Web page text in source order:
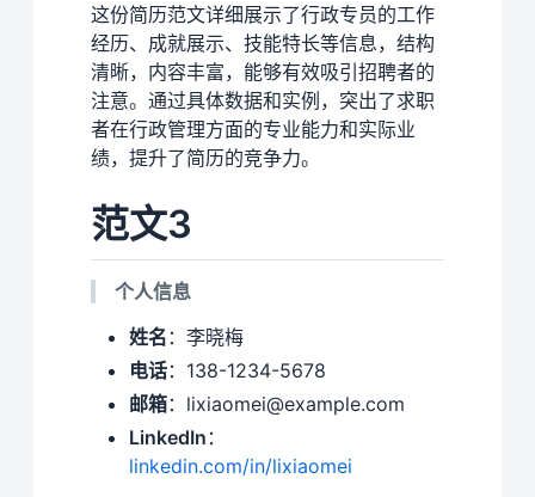
这份简历范文详细展示了行政专员的工作
经历、成就展示、技能特长等信息，结构
清晰，内容丰富，能够有效吸引招聘者的
注意。通过具体数据和实例，突出了求职
者在行政管理方面的专业能力和实际业
绩，提升了简历的竞争力。
范文3
个人信息
姓名 ：李晓梅
电话：138-1234-5678
邮箱：lixiaomei@example.com
LinkedIn ：
linkedin.com/in/lixiaomei